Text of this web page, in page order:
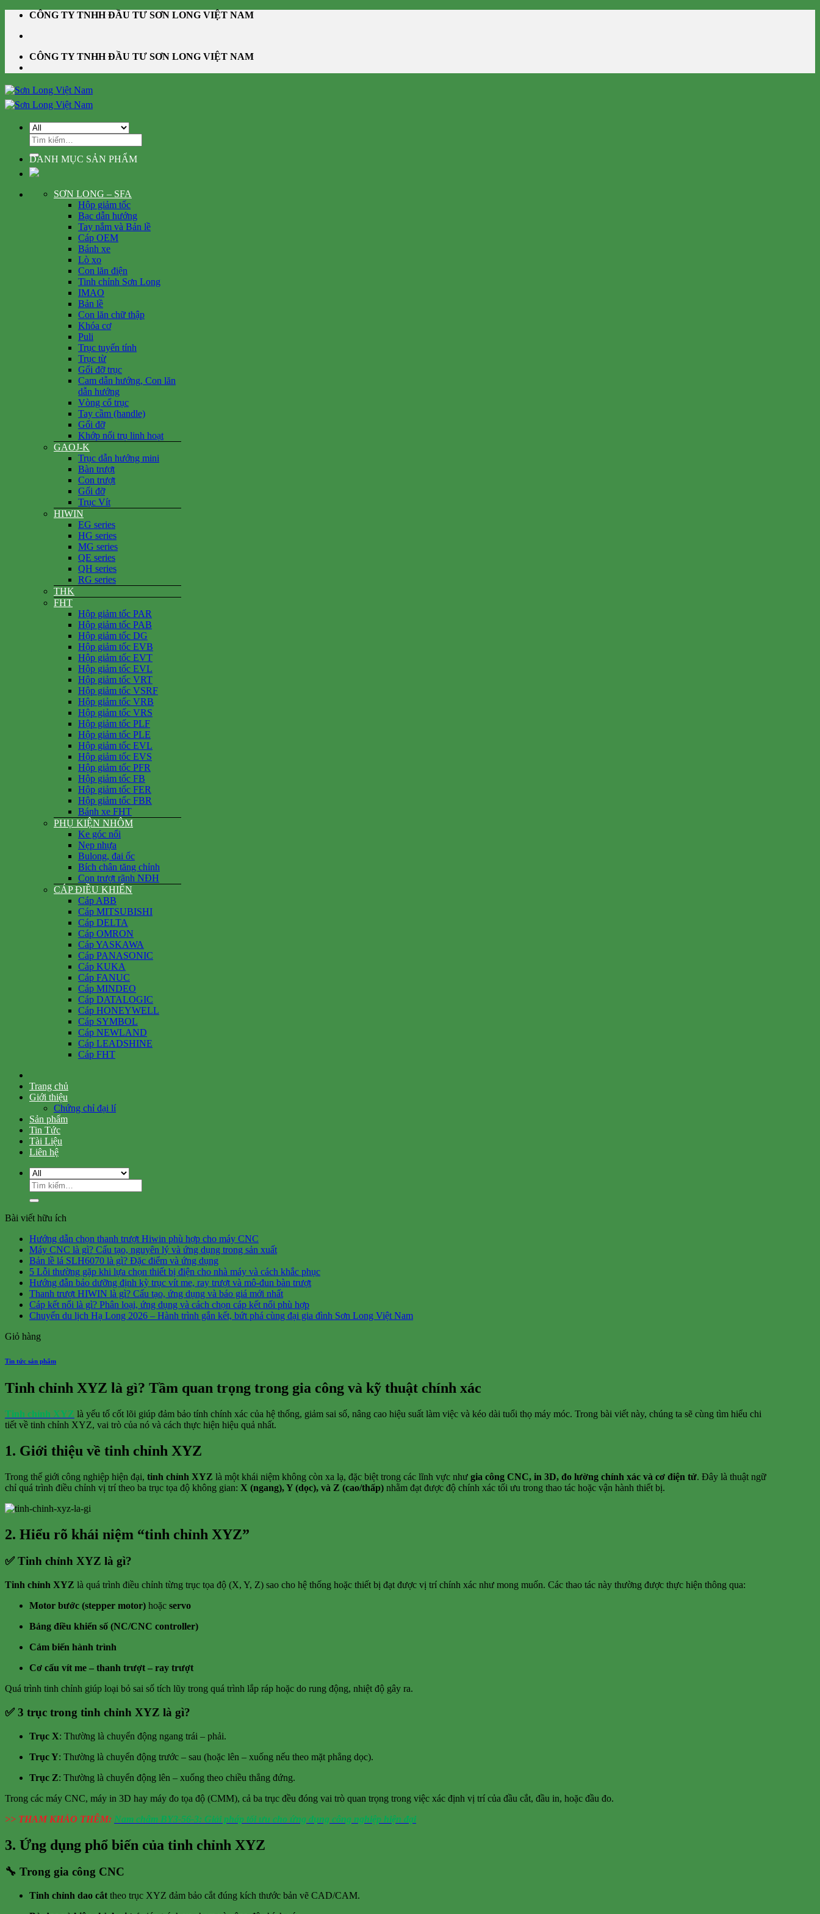
Skip
content
CÔNG TY TNHH ĐẦU TƯ SƠN LONG VIỆT NAM
CÔNG TY TNHH ĐẦU TƯ SƠN LONG VIỆT NAM
Tìm
kiếm:
DANH MỤC SẢN PHẨM
SƠN LONG – SFA
Hộp giảm tốc
Bạc dẫn hướng
Tay nắm và Bản lề
Cáp OEM
Bánh xe
Lò xo
Con lăn điện
Tinh chỉnh Sơn Long
IMAO
Bản lề
Con lăn chữ thập
Khóa cơ
Puli
Trục tuyến tính
Trục từ
Gối đỡ trục
Cam dẫn hướng, Con lăn
dẫn hướng
Vòng cổ trục
Tay cầm (handle)
Gối đỡ
Khớp nối trụ linh hoạt
GAOJ-K
Trục dẫn hướng mini
Bàn trượt
Con trượt
Gối đỡ
Trục Vít
HIWIN
EG series
HG series
MG series
QE series
QH series
RG series
THK
FHT
Hộp giảm tốc PAR
Hộp giảm tốc PAB
Hộp giảm tốc DG
Hộp giảm tốc EVB
Hộp giảm tốc EVT
Hộp giảm tốc EVL
Hộp giảm tốc VRT
Hộp giảm tốc VSRF
Hộp giảm tốc VRB
Hộp giảm tốc VRS
Hộp giảm tốc PLF
Hộp giảm tốc PLE
Hộp giảm tốc EVL
Hộp giảm tốc EVS
Hộp giảm tốc PFR
Hộp giảm tốc FB
Hộp giảm tốc FER
Hộp giảm tốc FBR
Bánh xe FHT
PHỤ KIỆN NHÔM
Ke góc nổi
Nẹp nhựa
Bulong, đai ốc
Bích chân tăng chỉnh
Con trượt rãnh NĐH
CÁP ĐIỀU KHIỂN
Cáp ABB
Cáp MITSUBISHI
Cáp DELTA
Cáp OMRON
Cáp YASKAWA
Cáp PANASONIC
Cáp KUKA
Cáp FANUC
Cáp MINDEO
Cáp DATALOGIC
Cáp HONEYWELL
Cáp SYMBOL
Cáp NEWLAND
Cáp LEADSHINE
Cáp FHT
Trang chủ
Giới thiệu
Chứng chỉ đại lí
Sản phẩm
Tin Tức
Tài Liệu
Liên hệ
Tìm
kiếm:
Bài viết hữu ích
Hướng dẫn chọn thanh trượt Hiwin phù hợp cho máy CNC
Máy CNC là gì? Cấu tạo, nguyên lý và ứng dụng trong sản xuất
Bản lề lá SLH6070 là gì? Đặc điểm và ứng dụng
5 Lỗi thường gặp khi lựa chọn thiết bị điện cho nhà máy và cách khắc phục
Hướng đẫn bảo dưỡng định kỳ trục vít me, ray trượt và mô-đun bàn trượt
Thanh trượt HIWIN là gì? Cấu tạo, ứng dụng và báo giá mới nhất
Cáp kết nối là gì? Phân loại, ứng dụng và cách chọn cáp kết nối phù hợp
Chuyến du lịch Hạ Long 2026 – Hành trình gắn kết, bứt phá cùng đại gia đình Sơn Long Việt Nam
Giỏ hàng
Tin tức sản phẩm
Tinh chỉnh XYZ là gì? Tầm quan trọng trong gia công và kỹ thuật chính xác
Tinh chỉnh XYZ là yếu tố cốt lõi giúp đảm bảo tính chính xác của hệ thống, giảm sai số, nâng cao hiệu suất làm việc và kéo dài tuổi thọ máy móc. Trong bài viết này, chúng ta sẽ cùng tìm hiểu chi
tiết về tinh chỉnh XYZ, vai trò của nó và cách thực hiện hiệu quả nhất.
1. Giới thiệu về tinh chỉnh XYZ
Trong thế giới công nghiệp hiện đại, tinh chỉnh XYZ là một khái niệm không còn xa lạ, đặc biệt trong các lĩnh vực như gia công CNC, in 3D, đo lường chính xác và cơ điện tử. Đây là thuật ngữ
chỉ quá trình điều chỉnh vị trí theo ba trục tọa độ không gian: X (ngang), Y (dọc), và Z (cao/thấp) nhằm đạt được độ chính xác tối ưu trong thao tác hoặc vận hành thiết bị.
2. Hiểu rõ khái niệm “tinh chỉnh XYZ”
✅ Tinh chỉnh XYZ là gì?
Tinh chỉnh XYZ là quá trình điều chỉnh từng trục tọa độ (X, Y, Z) sao cho hệ thống hoặc thiết bị đạt được vị trí chính xác như mong muốn. Các thao tác này thường được thực hiện thông qua:
Motor bước (stepper motor) hoặc servo
Bảng điều khiển số (NC/CNC controller)
Cảm biến hành trình
Cơ cấu vít me – thanh trượt – ray trượt
Quá trình tinh chỉnh giúp loại bỏ sai số tích lũy trong quá trình lắp ráp hoặc do rung động, nhiệt độ gây ra.
✅ 3 trục trong tinh chỉnh XYZ là gì?
Trục X: Thường là chuyển động ngang trái – phải.
Trục Y: Thường là chuyển động trước – sau (hoặc lên – xuống nếu theo mặt phẳng dọc).
Trục Z: Thường là chuyển động lên – xuống theo chiều thẳng đứng.
Trong các máy CNC, máy in 3D hay máy đo tọa độ (CMM), cả ba trục đều đóng vai trò quan trọng trong việc xác định vị trí của đầu cắt, đầu in, hoặc đầu đo.
>> THAM KHẢO THÊM: Nam châm BY3-56-3: Giải pháp tối ưu cho ứng dụng công nghiệp hiện đại
3. Ứng dụng phổ biến của tinh chỉnh XYZ
🔧 Trong gia công CNC
Tinh chỉnh dao cắt theo trục XYZ đảm bảo cắt đúng kích thước bản vẽ CAD/CAM.